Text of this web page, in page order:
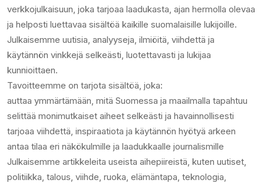
verkkojulkaisuun, joka tarjoaa laadukasta, ajan hermolla olevaa
ja helposti luettavaa sisältöä kaikille suomalaisille lukijoille.
Julkaisemme uutisia, analyyseja, ilmiöitä, viihdettä ja
käytännön vinkkejä selkeästi, luotettavasti ja lukijaa
kunnioittaen.
Tavoitteemme on tarjota sisältöä, joka:
auttaa ymmärtämään, mitä Suomessa ja maailmalla tapahtuu
selittää monimutkaiset aiheet selkeästi ja havainnollisesti
tarjoaa viihdettä, inspiraatiota ja käytännön hyötyä arkeen
antaa tilaa eri näkökulmille ja laadukkaalle journalismille
Julkaisemme artikkeleita useista aihepiireistä, kuten uutiset,
politiikka, talous, viihde, ruoka, elämäntapa, teknologia,